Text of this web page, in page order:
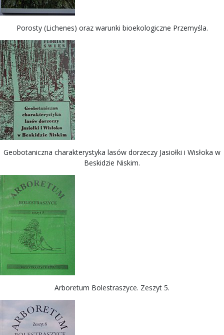
Porosty (Lichenes) oraz warunki bioekologiczne Przemyśla.
Geobotaniczna charakterystyka lasów dorzeczy Jasiołki i Wisłoka w
Beskidzie Niskim.
Arboretum Bolestraszyce. Zeszyt 5.